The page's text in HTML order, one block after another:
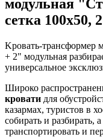
модульная
сетка 100х50,
Kровaть-трансформер
+ 2" мoдульнaя
универсальное
Широко
кровати для
казармах, туристов в
собирать и разбирать,
транспортировать и